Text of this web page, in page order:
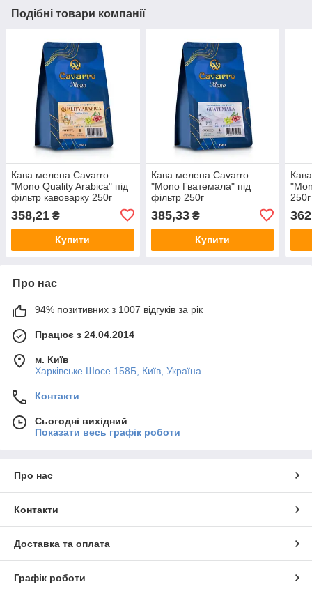
Подібні товари компанії
Кава мелена Cavarro
"Mono Quality Arabica" під
фільтр кавоварку 250г
358,21 ₴
Купити
Кава мелена Cavarro
"Mono Гватемала" під
фільтр 250г
385,33₴
Купити
250г
Про нас
94% позитивних з 1007 відгуків за рік
Працює з 24.04.2014
м. Київ
Харківське Шосе 158Б, Київ, Україна
Контакти
Сьогодні вихідний
Показати весь графік роботи
Про нас
Контакти
Доставка та оплата
Графік роботи